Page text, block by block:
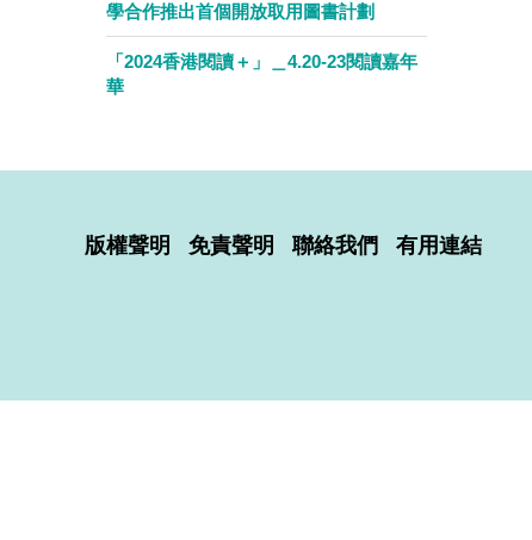
學合作推出首個開放取用圖書計劃
「2024香港閱讀＋」＿4.20-23閱讀嘉年
華
版權聲明 免責聲明 聯絡我們 有用連結